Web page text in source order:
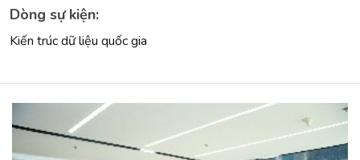
Dòng sự kiện:
Kiến trúc dữ liệu quốc gia